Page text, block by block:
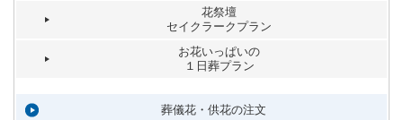
花祭壇
セイクラークプラン
お花いっぱいの
１日葬プラン
葬儀花・供花の注文